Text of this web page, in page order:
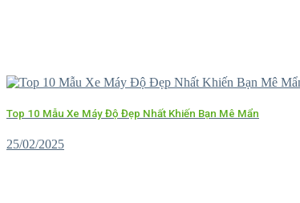
Top 10 Mẫu Xe Máy Độ Đẹp Nhất Khiến Bạn Mê Mẩn
25/02/2025